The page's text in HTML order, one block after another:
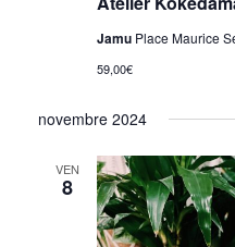
Jamu Place Maurice
59,00€
novembre 2024
VEN
8